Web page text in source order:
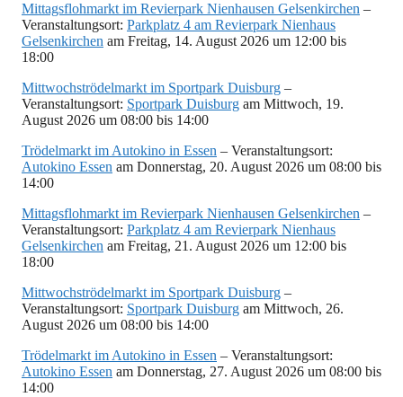
Mittagsflohmarkt im Revierpark Nienhausen Gelsenkirchen –
Veranstaltungsort: Parkplatz 4 am Revierpark Nienhaus
Gelsenkirchen am Freitag, 14. August 2026 um 12:00 bis
18:00
Mittwochströdelmarkt im Sportpark Duisburg –
Veranstaltungsort: Sportpark Duisburg am Mittwoch, 19.
August 2026 um 08:00 bis 14:00
Trödelmarkt im Autokino in Essen – Veranstaltungsort:
Autokino Essen am Donnerstag, 20. August 2026 um 08:00 bis
14:00
Mittagsflohmarkt im Revierpark Nienhausen Gelsenkirchen –
Veranstaltungsort: Parkplatz 4 am Revierpark Nienhaus
Gelsenkirchen am Freitag, 21. August 2026 um 12:00 bis
18:00
Mittwochströdelmarkt im Sportpark Duisburg –
Veranstaltungsort: Sportpark Duisburg am Mittwoch, 26.
August 2026 um 08:00 bis 14:00
Trödelmarkt im Autokino in Essen – Veranstaltungsort:
Autokino Essen am Donnerstag, 27. August 2026 um 08:00 bis
14:00